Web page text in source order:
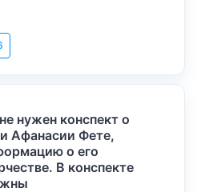
нужен конспект о
Афанасии Фете,
о его
В конспекте